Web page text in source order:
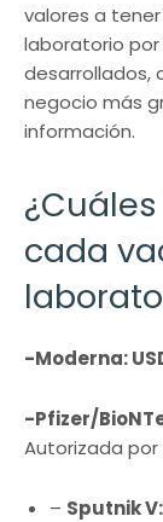
valores a
laboratorio por
desarrollados,
negocio más
información.
cada
-Moderna:
-Pfizer/
Autorizada por
– Sputnik V: